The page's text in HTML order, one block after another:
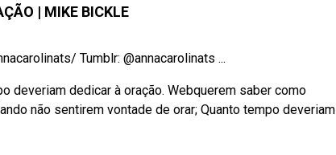
| MIKE BICKLE
Tumblr: @annacarolinats ...
deveriam dedicar à oração. Webquerem saber como
não sentirem vontade de orar; Quanto tempo deveriam